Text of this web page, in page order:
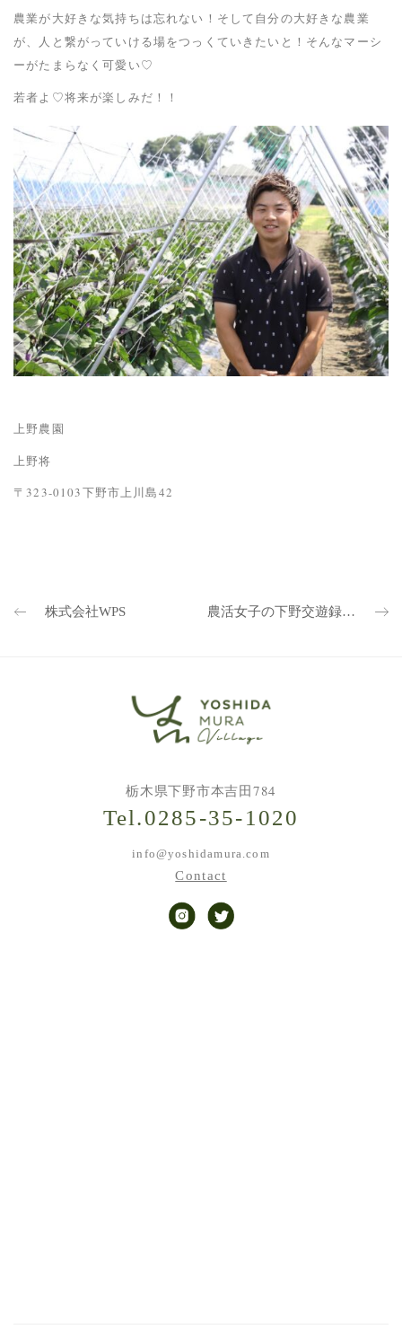
農業が大好きな気持ちは忘れない！そして自分の大好きな農業
が、人と繋がっていける場をつっくていきたいと！そんなマーシ
ーがたまらなく可愛い♡
若者よ♡将来が楽しみだ！！
上野農園
上野将
〒323-0103下野市上川島42
株式会社WPS 農活女子の下野交遊録 Vol.01 上野ファーム
栃木県下野市本吉田784
Tel.0285-35-1020
info@yoshidamura.com
Contact